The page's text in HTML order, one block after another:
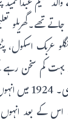
تھے۔گھریلو
اینگلو عربک
بہت کم سخن
دلچسپی صرف